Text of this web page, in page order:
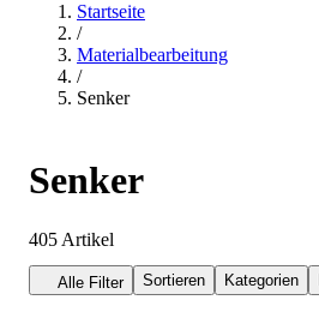
Startseite
/
Materialbearbeitung
/
Senker
Senker
405 Artikel
Alle Filter Sortieren Kategorien